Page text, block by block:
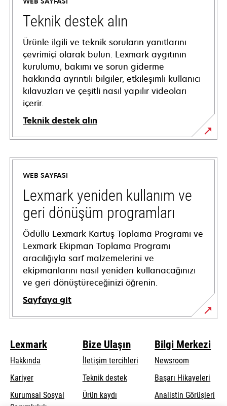
Teknik destek alın
Ürünle ilgili ve teknik soruların yanıtlarını
çevrimiçi olarak bulun. Lexmark aygıtının
kurulumu, bakımı ve sorun giderme
hakkında ayrıntılı bilgiler, etkileşimli kullanıcı
kılavuzları ve çeşitli nasıl yapılır videoları
içerir.
Teknik destek alın
opens
in
new
tab
WEB SAYFASI
Lexmark yeniden kullanım ve
geri dönüşüm programları
Ödüllü Lexmark Kartuş Toplama Programı ve
Lexmark Ekipman Toplama Programı
aracılığıyla sarf malzemelerini ve
ekipmanlarını nasıl yeniden kullanacağınızı
ve geri dönüştüreceğinizi öğrenin.
Sayfaya git
Lexmark
Hakkında
Kariyer
Kurumsal Sosyal
Bize Ulaşın
İletişim tercihleri
Teknik destekopens
Ürün kaydı
Bilgi Merkezi
Newsroom
Başarı Hikayeleri
Analistin Görüşleri